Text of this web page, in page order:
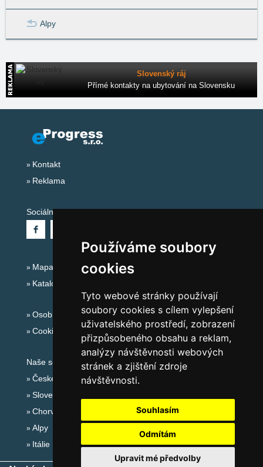
Používáme soubory
cookies
Tyto webové stránky používají
soubory cookies s cílem vylepšení
uživatelského prostředí, zobrazení
přizpůsobeného obsahu a reklam,
analýzy návštěvnosti webových
stránek a zjištění zdroje
návštěvnosti.
Souhlasím
Odmítám
Upravit mé předvolby
Alpy
Slovenský ráj
Přímé kontakty na ubytování na Slovensku
Kontakt
Reklama
Sociální sítě:
Mapa serveru Alpy - Rakousko
Katalog ubytování
Osobní údaje
Cookies
Naše servery:
České hory
Slovenské hory
Chorvatsko
Alpy
Itálie